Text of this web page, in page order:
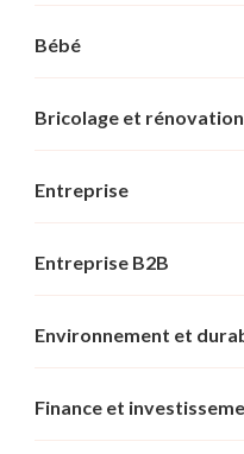
Bébé
Bricolage et
Entreprise
Entreprise B2B
Environnement et
Finance et